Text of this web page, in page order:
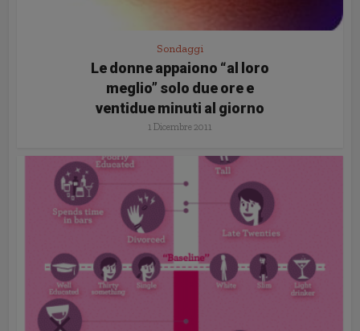
Sondaggi
Le donne appaiono “al loro
meglio” solo due ore e
ventidue minuti al giorno
1 Dicembre 2011